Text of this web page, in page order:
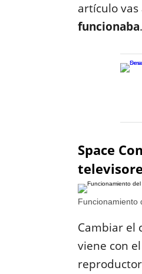
artículo vas
funcionaba.
Space
Funcionamiento
Cambiar el
viene con